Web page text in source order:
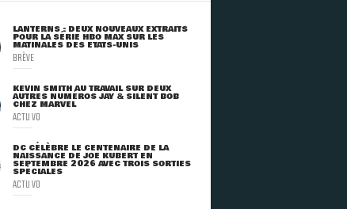
LANTERNS : DEUX NOUVEAUX EXTRAITS
POUR LA SÉRIE HBO MAX SUR LES
MATINALES DES ETATS-UNIS
BRÈVE
KEVIN SMITH AU TRAVAIL SUR DEUX
AUTRES NUMÉROS JAY & SILENT BOB
CHEZ MARVEL
ACTU VO
DC CÉLÈBRE LE CENTENAIRE DE LA
NAISSANCE DE JOE KUBERT EN
SEPTEMBRE 2026 AVEC TROIS SORTIES
SPÉCIALES
ACTU VO